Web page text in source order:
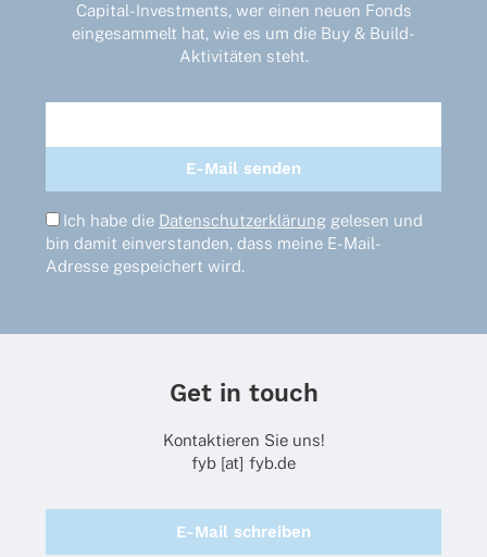
Capital-Investments, wer einen neuen Fonds
eingesammelt hat, wie es um die Buy & Build-
Aktivitäten steht.
Ich habe die Datenschutzerklärung gelesen und
bin damit einverstanden, dass meine E-Mail-
Adresse gespeichert wird.
Get in touch
Kontaktieren Sie uns!
fyb [at] fyb.de
E-Mail schreiben